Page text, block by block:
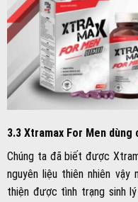
3.3 Xtramax For Men
Chúng ta đã biết được
nguyên liệu thiên nhiên
thiện được tình trạng sinh